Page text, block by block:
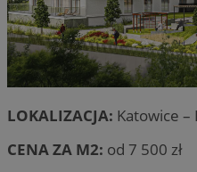
LOKALIZACJA: Katowice –
CENA ZA M2: od 7 500 zł